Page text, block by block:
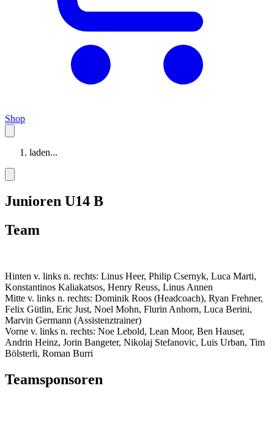
Shop
laden...
Junioren U14 B
Team
Hinten v. links n. rechts: Linus Heer, Philip Csernyk, Luca Marti,
Konstantinos Kaliakatsos, Henry Reuss, Linus Annen
Mitte v. links n. rechts: Dominik Roos (Headcoach), Ryan Frehner,
Felix Gütlin, Eric Just, Noel Mohn, Flurin Anhorn, Luca Berini,
Marvin Germann (Assistenztrainer)
Vorne v. links n. rechts: Noe Lebold, Lean Moor, Ben Hauser,
Andrin Heinz, Jorin Bangeter, Nikolaj Stefanovic, Luis Urban, Tim
Bölsterli, Roman Burri
Teamsponsoren